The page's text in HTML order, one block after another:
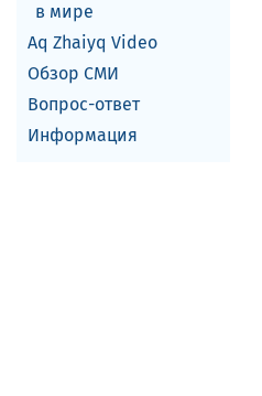
в мире
Aq Zhaiyq Video
Обзор СМИ
Вопрос-ответ
Информация